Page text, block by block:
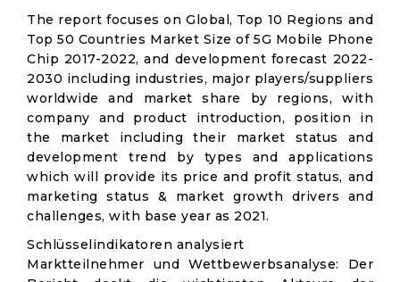
The report focuses on Global, Top 10 Regions and
Top 50 Countries Market Size of 5G Mobile Phone
Chip 2017-2022, and development forecast 2022-
2030 including industries, major players/suppliers
worldwide and market share by regions, with
company and product introduction, position in
the market including their market status and
development trend by types and applications
which will provide its price and profit status, and
marketing status & market growth drivers and
challenges, with base year as 2021.
Schlüsselindikatoren analysiert
Marktteilnehmer und Wettbewerbsanalyse: Der